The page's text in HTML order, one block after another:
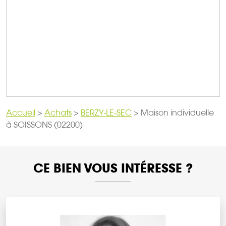
Accueil > Achats > BERZY-LE-SEC > Maison individuelle
à SOISSONS (02200)
CE BIEN VOUS INTÉRESSE ?